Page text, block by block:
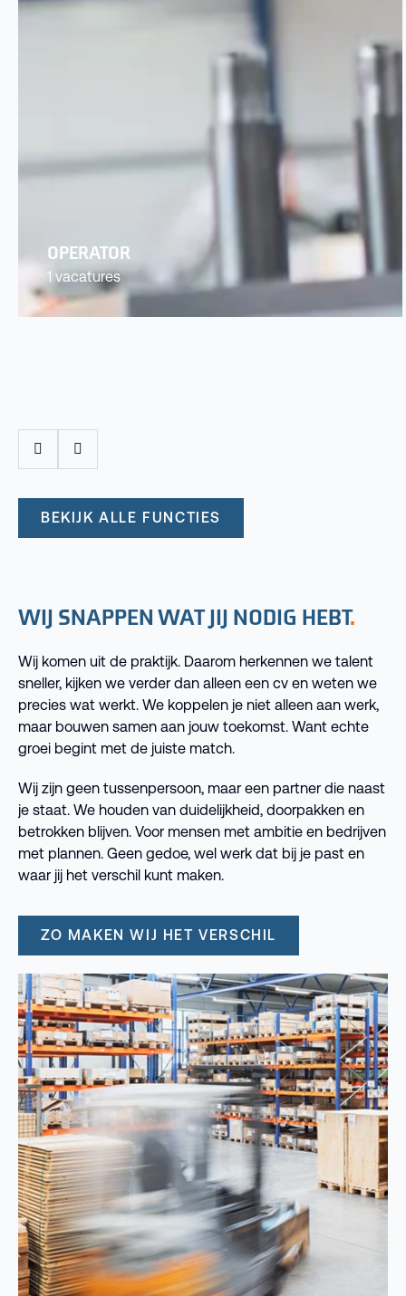
OPERATOR
1 vacatures
Prev
BEKIJK ALLE FUNCTIES
WIJ SNAPPEN WAT JIJ NODIG HEBT
Wij komen uit de praktijk. Daarom herkennen we talent
sneller, kijken we verder dan alleen een cv en weten we
precies wat werkt. We koppelen je niet alleen aan werk,
maar bouwen samen aan jouw toekomst. Want echte
groei begint met de juiste match.
Wij zijn geen tussenpersoon, maar een partner die naast
je staat. We houden van duidelijkheid, doorpakken en
betrokken blijven. Voor mensen met ambitie en bedrijven
met plannen. Geen gedoe, wel werk dat bij je past en
waar jij het verschil kunt maken.
ZO MAKEN WIJ HET VERSCHIL